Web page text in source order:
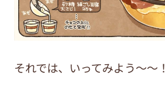
それでは、いってみよう～～！